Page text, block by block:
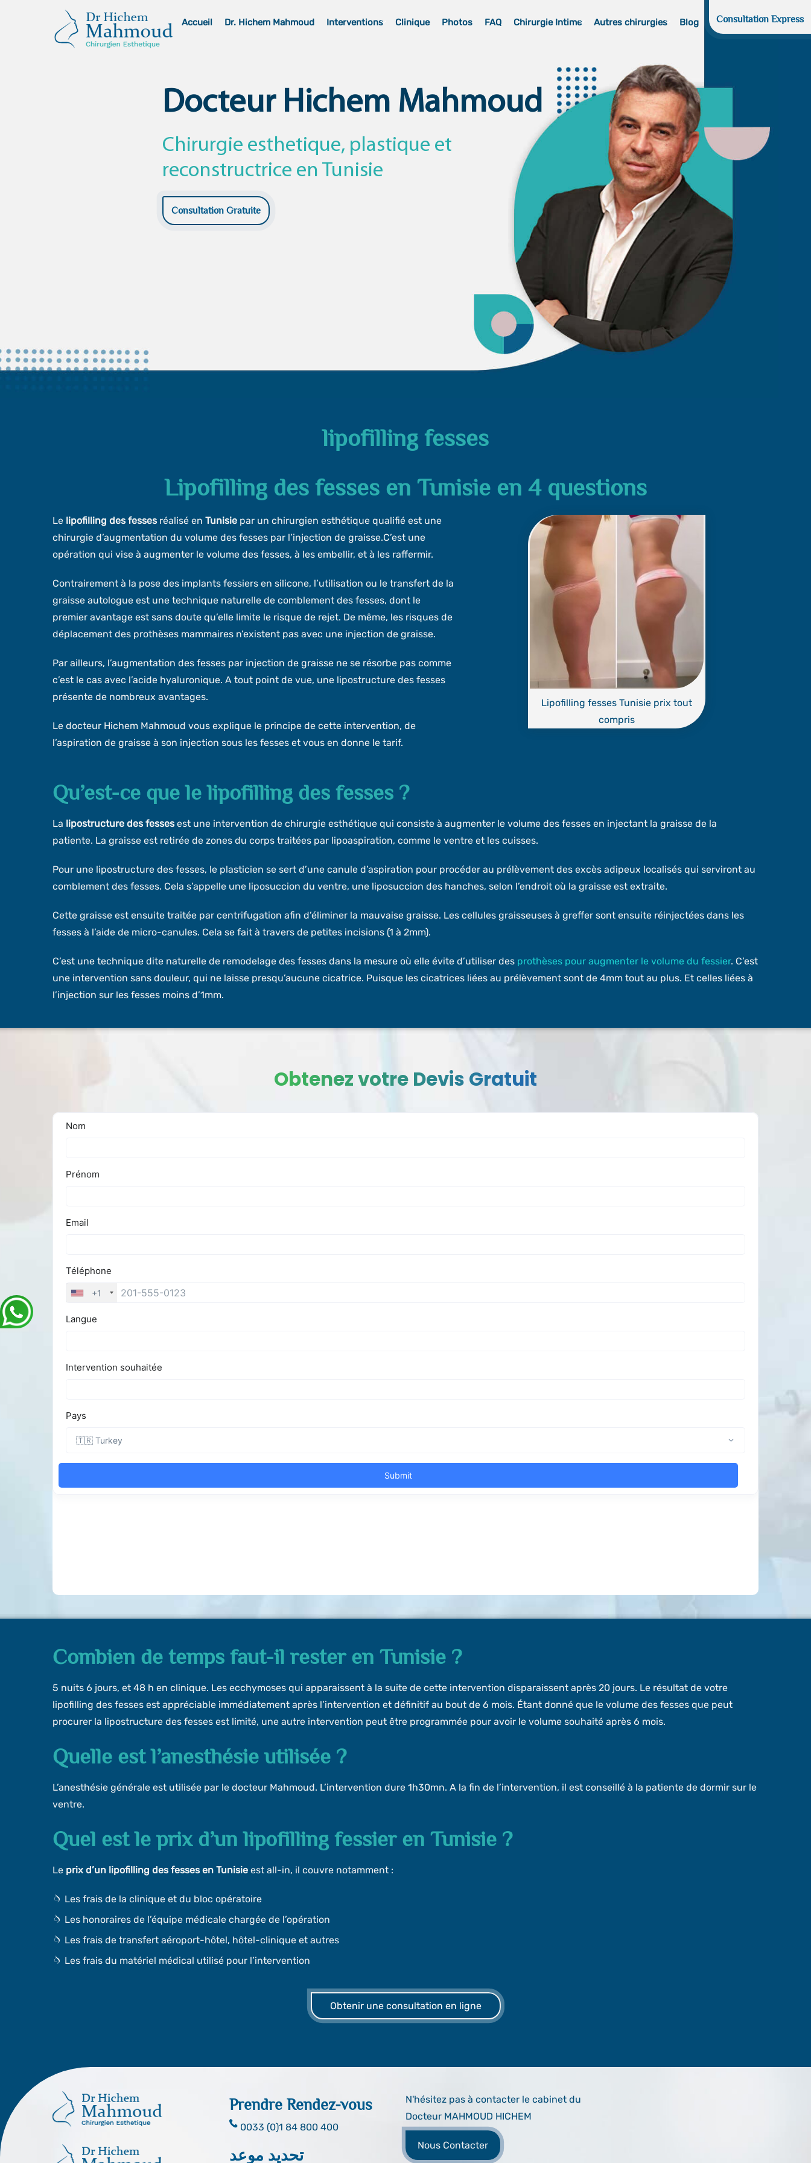
Accueil Dr. Hichem Mahmoud Interventions Clinique Photos FAQ Chirurgie Intime Autres chirurgies Blog Consultation Express
Docteur Hichem Mahmoud
Chirurgie esthetique, plastique et
reconstructrice en Tunisie
Consultation Gratuite
lipofilling fesses
Lipofilling des fesses en Tunisie en 4 questions
Le lipofilling des fessesréalisé en Tunisie par un chirurgien esthétique qualifié est une
chirurgie d’augmentation du volume des fesses par l’injection de graisse.C’est une
opération qui vise à augmenter le volume des fesses, à les embellir, et à les raffermir.
Contrairement à la pose des implants fessiers en silicone, l’utilisation ou le transfert de la
graisse autologue est une technique naturelle de comblement des fesses, dont le
premier avantage est sans doute qu’elle limite le risque de rejet. De même, les risques de
déplacement des prothèses mammaires n’existent pas avec une injection de graisse.
Par ailleurs, l’augmentation des fesses par injection de graisse ne se résorbe pas comme
c’est le cas avec l’acide hyaluronique. A tout point de vue, une lipostructure des fesses
présente de nombreux avantages.
Le docteur Hichem Mahmoud vous explique le principe de cette intervention, de
l’aspiration de graisse à son injection sous les fesses et vous en donne le tarif.
Lipofilling fesses Tunisie prix tout
compris
Qu’est-ce que le lipofilling des fesses ?
La lipostructure des fessesest une intervention de chirurgie esthétique qui consiste à augmenter le volume des fesses en injectant la graisse de la
patiente. La graisse est retirée de zones du corps traitées par lipoaspiration, comme le ventre et les cuisses.
Pour une lipostructure des fesses, le plasticien se sert d’une canule d’aspiration pour procéder au prélèvement des excès adipeux localisés qui serviront au
comblement des fesses. Cela s’appelle une liposuccion du ventre, une liposuccion des hanches, selon l’endroit où la graisse est extraite.
Cette graisse est ensuite traitée par centrifugation afin d’éliminer la mauvaise graisse. Les cellules graisseuses à greffer sont ensuite réinjectées dans les
fesses à l’aide de micro-canules. Cela se fait à travers de petites incisions (1 à 2mm).
C’est une technique dite naturelle de remodelage des fesses dans la mesure où elle évite d’utiliser des prothèses pour augmenter le volume du fessier. C’est
une intervention sans douleur, qui ne laisse presqu’aucune cicatrice. Puisque les cicatrices liées au prélèvement sont de 4mm tout au plus. Et celles liées à
l’injection sur les fesses moins d’1mm.
Obtenez votre Devis Gratuit
Combien de temps faut-il rester en Tunisie ?
5 nuits 6 jours, et 48 h en clinique. Les ecchymoses qui apparaissent à la suite de cette intervention disparaissent après 20 jours. Le résultat de votre
lipofilling des fesses est appréciable immédiatement après l’intervention et définitif au bout de 6 mois. Étant donné que le volume des fesses que peut
procurer la lipostructure des fesses est limité, une autre intervention peut être programmée pour avoir le volume souhaité après 6 mois.
Quelle est l’anesthésie utilisée ?
L’anesthésie générale est utilisée par le docteur Mahmoud. L’intervention dure 1h30mn. A la fin de l’intervention, il est conseillé à la patiente de dormir sur le
ventre.
Quel est le prix d’un lipofilling fessier en Tunisie ?
Le prix d’un lipofilling des fesses en Tunisie est all-in, il couvre notamment :
Les frais de la clinique et du bloc opératoire
Les honoraires de l’équipe médicale chargée de l’opération
Les frais de transfert aéroport-hôtel, hôtel-clinique et autres
Les frais du matériel médical utilisé pour l’intervention
Obtenir une consultation en ligne
Prendre Rendez-vous
0033 (0)1 84 800 400
تحديد موعد
N'hésitez pas à contacter le cabinet du
Docteur MAHMOUD HICHEM
Nous Contacter